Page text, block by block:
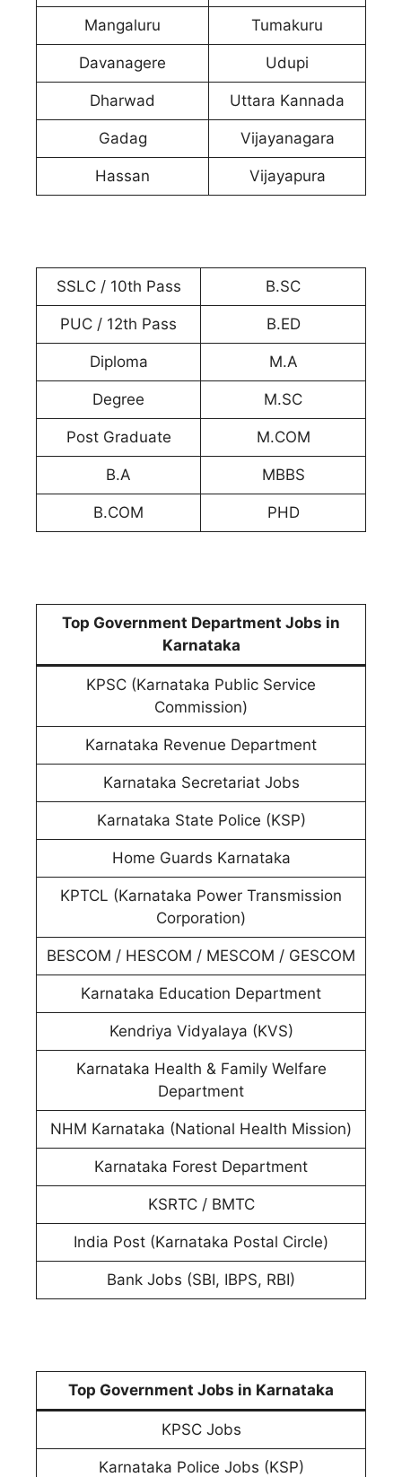
Mangaluru Tumakuru
Davanagere Udupi
Dharwad Uttara Kannada
Gadag Vijayanagara
Hassan Vijayapura
SSLC / 10th Pass B.SC
PUC / 12th Pass B.ED
Diploma M.A
Degree M.SC
Post Graduate M.COM
B.A MBBS
B.COM PHD
Top Government Department Jobs in
Karnataka
KPSC (Karnataka Public Service
Commission)
Karnataka Revenue Department
Karnataka Secretariat Jobs
Karnataka State Police (KSP)
Home Guards Karnataka
KPTCL (Karnataka Power Transmission
Corporation)
BESCOM / HESCOM / MESCOM / GESCOM
Karnataka Education Department
Kendriya Vidyalaya (KVS)
Karnataka Health & Family Welfare
Department
NHM Karnataka (National Health Mission)
Karnataka Forest Department
KSRTC / BMTC
India Post (Karnataka Postal Circle)
Bank Jobs (SBI, IBPS, RBI)
Top Government Jobs in Karnataka
KPSC Jobs
Karnataka Police Jobs (KSP)